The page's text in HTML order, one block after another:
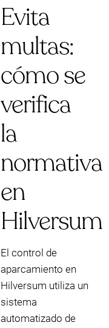
Evita
multas:
cómo se
verifica
la
normativa
en
Hilversum
El control de
aparcamiento en
Hilversum utiliza un
sistema
automatizado de